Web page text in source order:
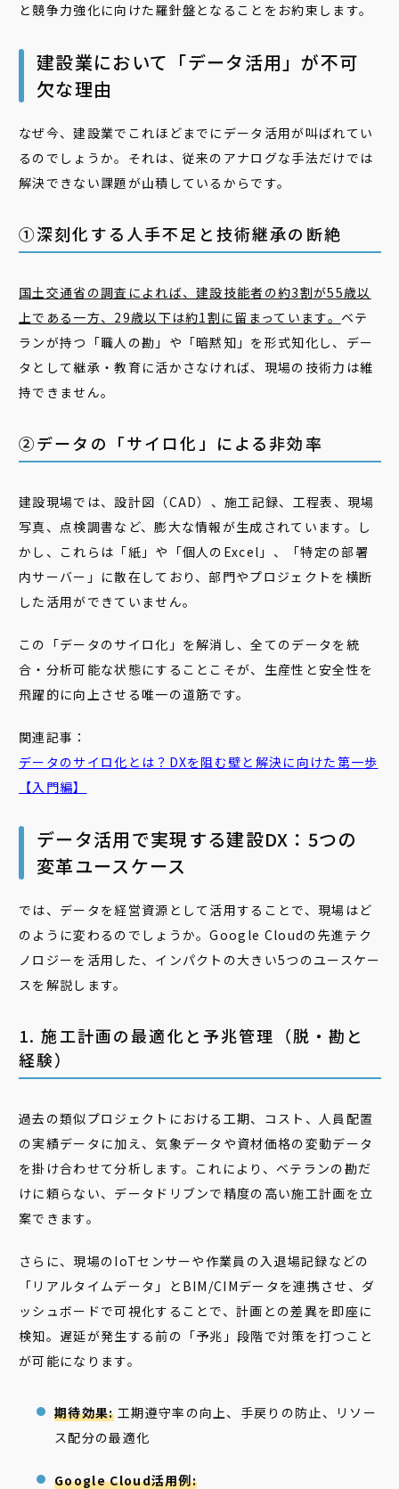
と競争力強化に向けた羅針盤となることをお約束します。
建設業において「データ活用」が不可
欠な理由
なぜ今、建設業でこれほどまでにデータ活用が叫ばれてい
るのでしょうか。それは、従来のアナログな手法だけでは
解決できない課題が山積しているからです。
①深刻化する人手不足と技術継承の断絶
国土交通省の調査によれば、建設技能者の約3割が55歳以
上である一方、29歳以下は約1割に留まっています。 ベテ
ランが持つ「職人の勘」や「暗黙知」を形式知化し、デー
タとして継承・教育に活かさなければ、現場の技術力は維
持できません。
②データの「サイロ化」による非効率
建設現場では、設計図（CAD）、施工記録、工程表、現場
写真、点検調書など、膨大な情報が生成されています。し
かし、これらは「紙」や「個人のExcel」、「特定の部署
内サーバー」に散在しており、部門やプロジェクトを横断
した活用ができていません。
この「データのサイロ化」を解消し、全てのデータを統
合・分析可能な状態にすることこそが、生産性と安全性を
飛躍的に向上させる唯一の道筋です。
関連記事：
データのサイロ化とは？DXを阻む壁と解決に向けた第一歩
【入門編】
データ活用で実現する建設DX：5つの
変革ユースケース
では、データを経営資源として活用することで、現場はど
のように変わるのでしょうか。Google Cloudの先進テク
ノロジーを活用した、インパクトの大きい5つのユースケー
スを解説します。
1. 施工計画の最適化と予兆管理（脱・勘と
経験）
過去の類似プロジェクトにおける工期、コスト、人員配置
の実績データに加え、気象データや資材価格の変動データ
を掛け合わせて分析します。これにより、ベテランの勘だ
けに頼らない、データドリブンで精度の高い施工計画を立
案できます。
さらに、現場のIoTセンサーや作業員の入退場記録などの
「リアルタイムデータ」とBIM/CIMデータを連携させ、ダ
ッシュボードで可視化することで、計画との差異を即座に
検知。遅延が発生する前の「予兆」段階で対策を打つこと
が可能になります。
期待効果:工期遵守率の向上、手戻りの防止、リソー
ス配分の最適化
Google Cloud活用例: